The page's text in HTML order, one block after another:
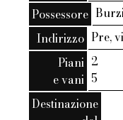
Possessore
Indirizzo Pre,
Piani
e vani
2
5
Destinazione